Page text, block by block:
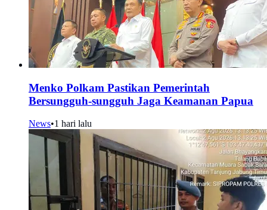
Menko Polkam Pastikan Pemerintah
Bersungguh-sungguh Jaga Keamanan Papua
News•1 hari lalu